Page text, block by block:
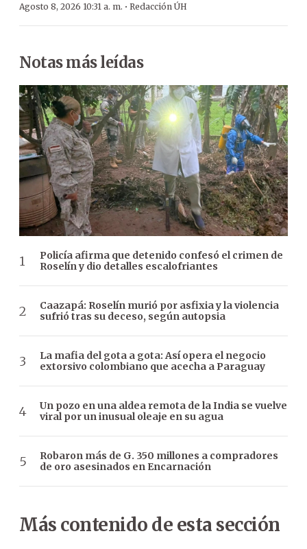
Agosto 8, 2026 10:31 a. m. · Redacción ÚH
Notas más leídas
Policía afirma que detenido confesó el crimen de
Roselín y dio detalles escalofriantes
Caazapá: Roselín murió por asfixia y la violencia
sufrió tras su deceso, según autopsia
La mafia del gota a gota: Así opera el negocio
extorsivo colombiano que acecha a Paraguay
Un pozo en una aldea remota de la India se vuelve
viral por un inusual oleaje en su agua
Robaron más de G. 350 millones a compradores
de oro asesinados en Encarnación
Más contenido de esta sección